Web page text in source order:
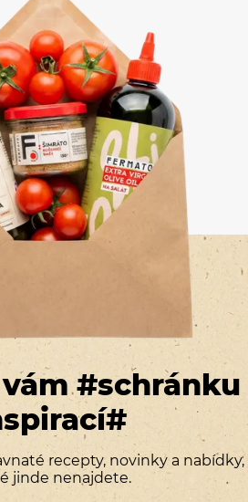
#schránku
recepty, novinky a nabídky,
jinde nenajdete.